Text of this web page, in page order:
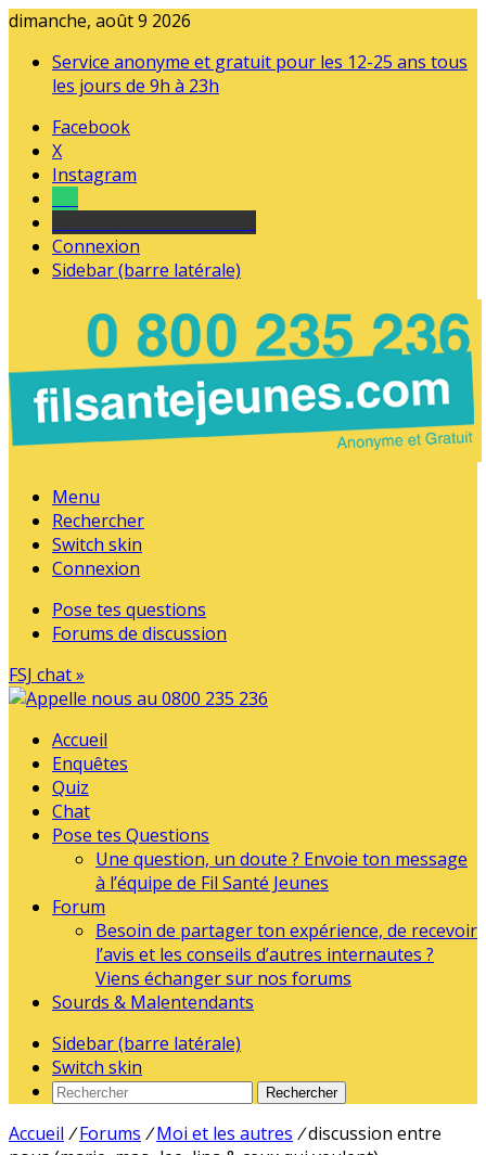
dimanche, août 9 2026
Service anonyme et gratuit pour les 12-25 ans tous
les jours de 9h à 23h
Facebook
X
Instagram
Connexion
Sidebar (barre latérale)
Menu
Rechercher
Switch skin
Connexion
Pose tes questions
Forums de discussion
FSJ chat »
Accueil
Enquêtes
Quiz
Chat
Pose tes Questions
Une question, un doute ? Envoie ton message
à l’équipe de Fil Santé Jeunes
Forum
Besoin de partager ton expérience, de recevoir
l’avis et les conseils d’autres internautes ?
Viens échanger sur nos forums
Sourds & Malentendants
Sidebar (barre latérale)
Switch skin
Rechercher
Accueil / Forums / Moi et les autres /discussion entre